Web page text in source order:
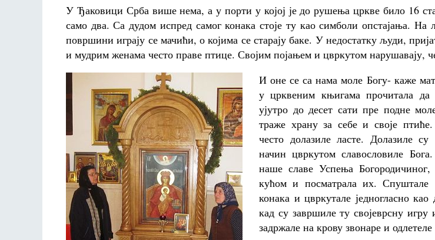
У Ђаковици Срба више нема, а у порти у којој је до рушења цркве било 16
само два. Са дудом испред самог конака стоје ту као симболи опстајања. На
површини играју се мачићи, о којима се старају баке. У недостатку људи,
и мудрим женама често праве птице. Својим појањем и цвркутом нарушавају,
И оне се са нама моле Богу- каже
у црквеним књигама прочитала
ујутро до десет сати пре подне
траже храну за себе и своје
често долазиле ласте. Долазиле
начин цвркутом славословиле
наше славе Успења Богородичиног,
кућом и посматрала их.
конака и цвркутале једногласно
кад су завршиле ту својеврсну
задржале на крову звонаре и одлетеле